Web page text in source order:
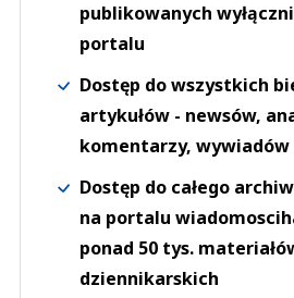
publikowanych
portalu
Dostęp do wszystkich
artykułów - newsów,
komentarzy, wywiadów
Dostęp do całego
na portalu
ponad 50 tys.
dziennikarskich